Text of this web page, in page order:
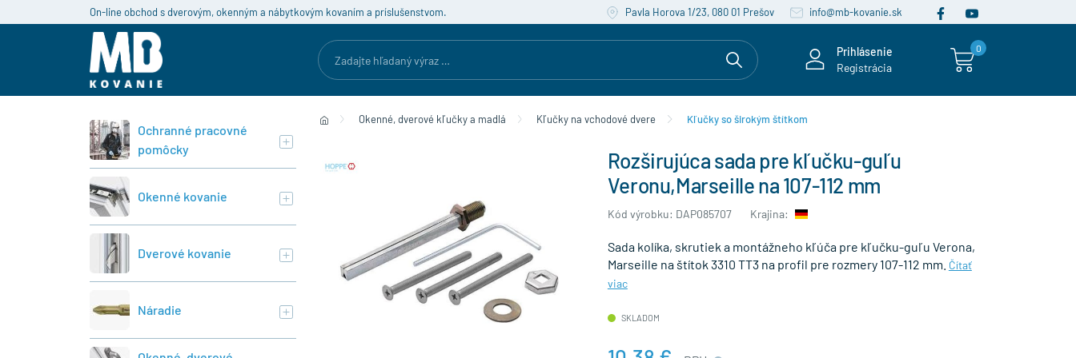
On-line obchod s dverovým, okenným a nábytkovým kovaním a príslušenstvom. Pavla Horova 1/23, 080 01 Prešov info@mb-kovanie.sk
Prihlásenie
Registrácia
0
Okenné, dverové kľučky a madlá Kľučky na vchodové dvere Kľučky so širokým štítkom
Rozširujúca sada pre kľučku-guľu
Veronu,Marseille na 107-112 mm
Kód výrobku: DAP085707 Krajina:
Sada kolíka, skrutiek a montážneho kľúča pre kľučku-guľu Verona,
Marseille na štítok 3310 TT3 na profil pre rozmery 107-112 mm. Čítať
viac
SKLADOM
Ochranné pracovné
pomôcky
Okenné kovanie
Dverové kovanie
Náradie